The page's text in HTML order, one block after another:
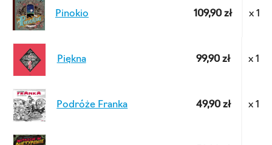
Pinokio 109,90 zł x 1
Piękna 99,90 zł x 1
Podróże Franka 49,90 zł x 1